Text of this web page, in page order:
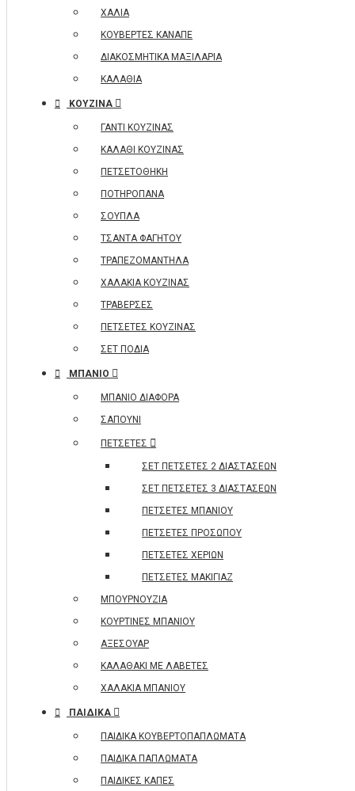
ΧΑΛΙΑ
ΚΟΥΒΕΡΤΕΣ ΚΑΝΑΠΕ
ΔΙΑΚΟΣΜΗΤΙΚΑ ΜΑΞΙΛΑΡΙΑ
ΚΑΛΑΘΙΑ
ΚΟΥΖΙΝΑ
ΓΑΝΤΙ ΚΟΥΖΙΝΑΣ
ΚΑΛΑΘΙ ΚΟΥΖΙΝΑΣ
ΠΕΤΣΕΤΟΘΗΚΗ
ΠΟΤΗΡΟΠΑΝΑ
ΣΟΥΠΛΑ
ΤΣΑΝΤΑ ΦΑΓΗΤΟΥ
ΤΡΑΠΕΖΟΜΑΝΤΗΛΑ
ΧΑΛΑΚΙΑ ΚΟΥΖΙΝΑΣ
ΤΡΑΒΕΡΣΕΣ
ΠΕΤΣΕΤΕΣ ΚΟΥΖΙΝΑΣ
ΣΕΤ ΠΟΔΙΑ
ΜΠΑΝΙΟ
ΜΠΑΝΙΟ ΔΙΑΦΟΡΑ
ΣΑΠΟΥΝΙ
ΠΕΤΣΕΤΕΣ
ΣΕΤ ΠΕΤΣΕΤΕΣ 2 ΔΙΑΣΤΑΣΕΩΝ
ΣΕΤ ΠΕΤΣΕΤΕΣ 3 ΔΙΑΣΤΑΣΕΩΝ
ΠΕΤΣΕΤΕΣ ΜΠΑΝΙΟΥ
ΠΕΤΣΕΤΕΣ ΠΡΟΣΩΠΟΥ
ΠΕΤΣΕΤΕΣ ΧΕΡΙΩΝ
ΠΕΤΣΕΤΕΣ ΜΑΚΙΓΙΑΖ
ΜΠΟΥΡΝΟΥΖΙΑ
ΚΟΥΡΤΙΝΕΣ ΜΠΑΝΙΟΥ
ΑΞΕΣΟΥΑΡ
ΚΑΛΑΘΑΚΙ ΜΕ ΛΑΒΕΤΕΣ
ΧΑΛΑΚΙΑ ΜΠΑΝΙΟΥ
ΠΑΙΔΙΚΑ
ΠΑΙΔΙΚΑ ΚΟΥΒΕΡΤΟΠΑΠΛΩΜΑΤΑ
ΠΑΙΔΙΚΑ ΠΑΠΛΩΜΑΤΑ
ΠΑΙΔΙΚΕΣ ΚΑΠΕΣ